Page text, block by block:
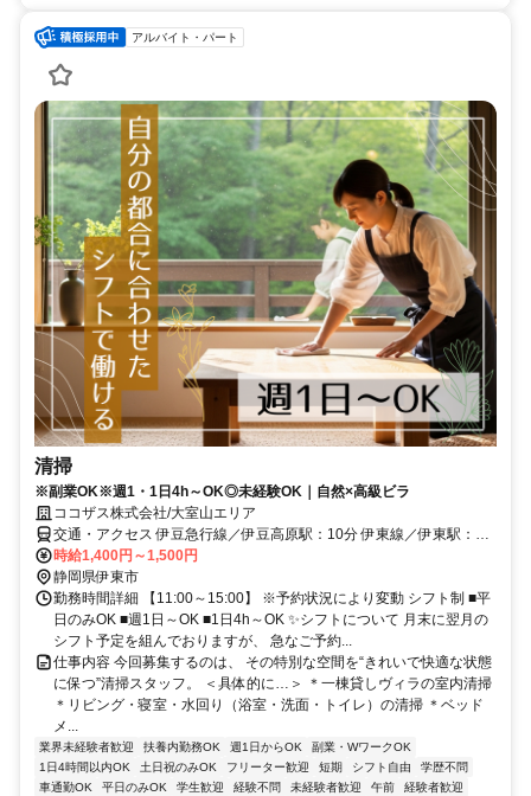
アルバイト・パート
清掃
※副業OK※週1・1日4h～OK◎未経験OK｜自然×高級ビラ
ココザス株式会社/大室山エリア
交通・アクセス 伊豆急行線／伊豆高原駅：10分 伊東線／伊東駅：25
分 シャボテン公園から徒歩3分
時給1,400円～1,500円
静岡県伊東市
勤務時間詳細 【11:00～15:00】 ※予約状況により変動 シフト制 ■平
日のみOK ■週1日～OK ■1日4h～OK ✨シフトについて 月末に翌月の
シフト予定を組んでおりますが、 急なご予約...
仕事内容 今回募集するのは、 その特別な空間を“きれいで快適な状態
に保つ”清掃スタッフ。 ＜具体的に…＞ ＊一棟貸しヴィラの室内清掃
＊リビング・寝室・水回り（浴室・洗面・トイレ）の清掃 ＊ベッド
メ...
業界未経験者歓迎 扶養内勤務OK 週1日からOK
副業・WワークOK
1日4時間以内OK
土日祝のみOK フリーター歓迎 短期 シフト自由
学歴不問
車通勤OK
平日のみOK 学生歓迎 経験不問 未経験者歓迎 午前
経験者歓迎